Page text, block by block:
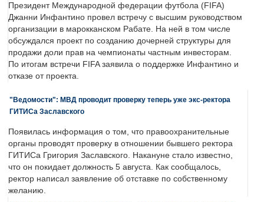
Президент Международной федерации футбола (FIFA)
Джанни Инфантино провел встречу с высшим руководством
организации в марокканском Рабате. На ней в том числе
обсуждался проект по созданию дочерней структуры для
продажи доли прав на чемпионаты частным инвесторам.
По итогам встречи FIFA заявила о поддержке Инфантино и
отказе от проекта.
"Ведомости": МВД проводит проверку теперь уже экс-ректора
ГИТИСа Заславского
Появилась информация о том, что правоохранительные
органы проводят проверку в отношении бывшего ректора
ГИТИСа Григория Заславского. Накануне стало известно,
что он покидает должность 5 августа. Как сообщалось,
ректор написал заявление об отставке по собственному
желанию.